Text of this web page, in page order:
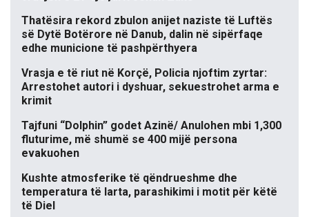
Thatësira rekord zbulon anijet naziste të Luftës
së Dytë Botërore në Danub, dalin në sipërfaqe
edhe municione të pashpërthyera
Vrasja e të riut në Korçë, Policia njoftim zyrtar:
Arrestohet autori i dyshuar, sekuestrohet arma e
krimit
Tajfuni “Dolphin” godet Azinë/ Anulohen mbi 1,300
fluturime, më shumë se 400 mijë persona
evakuohen
Kushte atmosferike të qëndrueshme dhe
temperatura të larta, parashikimi i motit për këtë
të Diel